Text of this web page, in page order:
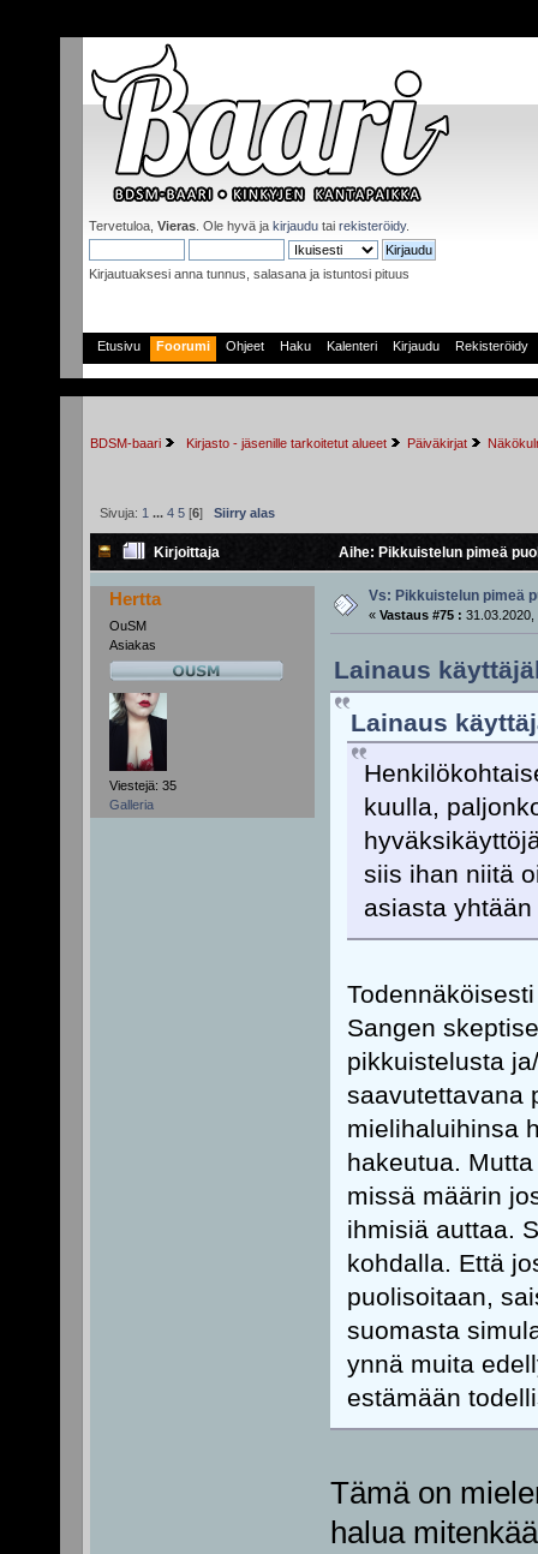
Tervetuloa, Vieras . Ole hyvä ja kirjaudu tai rekisteröidy.
Kirjautuaksesi anna tunnus, salasana ja istuntosi pituus
Etusivu Foorumi Ohjeet Haku Kalenteri Kirjaudu Rekisteröidy
BDSM-baari Kirjasto - jäsenille tarkoitetut alueet Päiväkirjat
Sivuja: 1 ... 4 5[6] Siirry alas
Kirjoittaja Aihe: Pikkuistelun pimeä
Hertta
OuSM
Asiakas
Viestejä: 35
Galleria
Vs: Pikkuistelun pimeä
« Vastaus #75 : 31.03.2020,
Lainaus
Lainaus
kuulla,
siis ihan niitä
asiasta
Sangen
pikkuistelusta
saavutettavana
mielihaluihinsa
hakeutua.
missä määrin
ihmisiä auttaa.
kohdalla. Että
puolisoitaan,
suomasta
ynnä muita
estämään
Tämä on
halua